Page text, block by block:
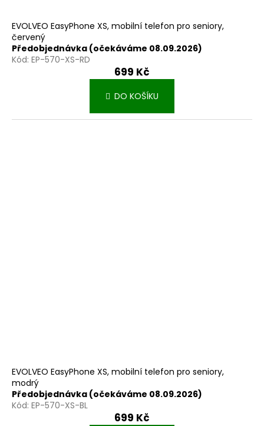
EVOLVEO EasyPhone XS, mobilní telefon pro seniory,
červený
Předobjednávka (očekáváme 08.09.2026)
Kód: EP-570-XS-RD
699 Kč
DO KOŠÍKU
EVOLVEO EasyPhone XS, mobilní telefon pro seniory,
modrý
Předobjednávka (očekáváme 08.09.2026)
Kód: EP-570-XS-BL
699 Kč